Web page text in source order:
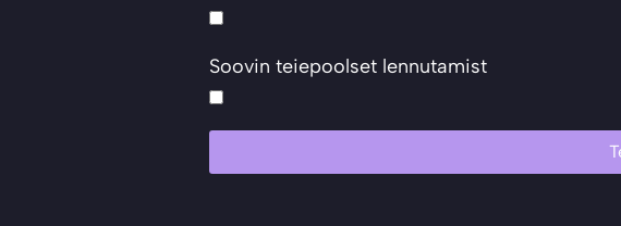
Soovin teiepoolset lennutamist